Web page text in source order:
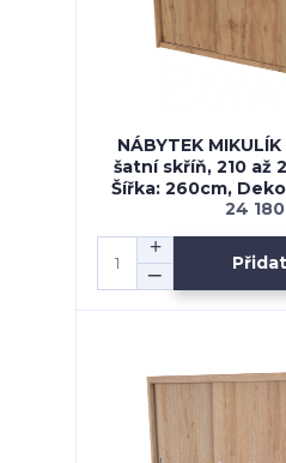
NÁBYTEK
šatní skříň, 210 až
Šířka: 260cm,
24